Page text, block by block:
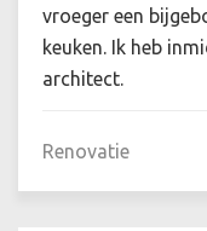
vroeger een
keuken. Ik heb
architect.
Renovatie